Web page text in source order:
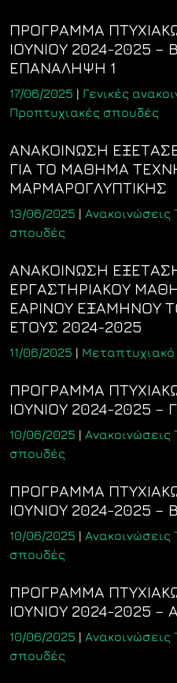
ΠΡΟΓΡΑΜΜΑ
ΙΟΥΝΙΟΥ 2024-2025
ΕΠΑΝΑΛΗΨΗ 1
17/06/2025 | Γενικές
Προπτυχιακές σπουδές
ΑΝΑΚΟΙΝΩΣΗ
ΓΙΑ ΤΟ ΜΑΘΗΜΑ
ΜΑΡΜΑΡΟΓΛΥΠΤΙΚΗΣ
13/06/2025 | Ανακοινώσεις
σπουδές
ΑΝΑΚΟΙΝΩΣΗ
ΕΡΓΑΣΤΗΡΙΑΚΟΥ
ΕΑΡΙΝΟΥ ΕΞΑΜΗΝΟΥ
ΕΤΟΥΣ 2024-2025
11/06/2025 | Μεταπτυχιακό
ΠΡΟΓΡΑΜΜΑ
ΙΟΥΝΙΟΥ 2024-2025 –
10/06/2025 | Ανακοινώσεις
σπουδές
ΠΡΟΓΡΑΜΜΑ
ΙΟΥΝΙΟΥ 2024-2025 –
10/06/2025 | Ανακοινώσεις
σπουδές
ΠΡΟΓΡΑΜΜΑ
ΙΟΥΝΙΟΥ 2024-2025 –
10/06/2025 | Ανακοινώσεις
σπουδές